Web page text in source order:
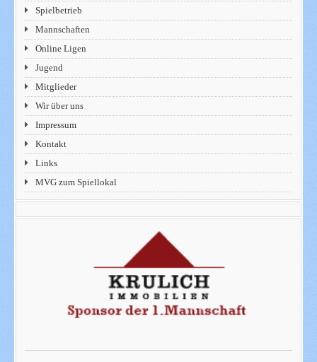
Spielbetrieb
Mannschaften
Online Ligen
Jugend
Mitglieder
Wir über uns
Impressum
Kontakt
Links
MVG zum Spiellokal